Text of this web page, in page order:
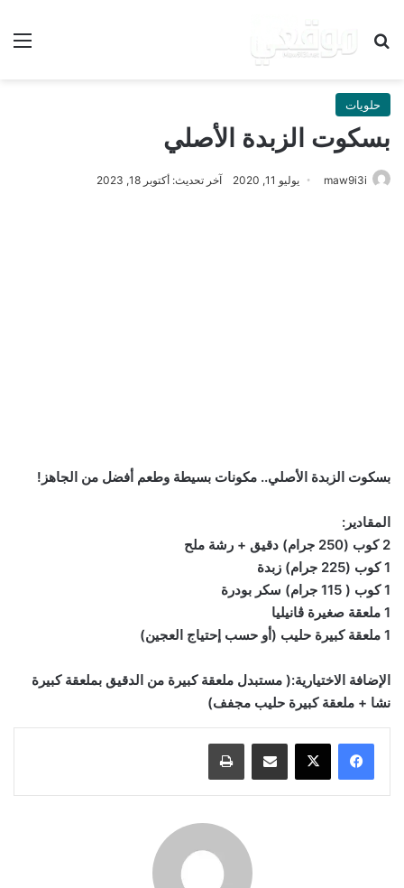
بحث عن
حلويات
بسكوت الزبدة الأصلي
maw9i3i يوليو 11, 2020 آخر تحديث: أكتوبر 18, 2023
بسكوت الزبدة الأصلي.. مكونات بسيطة وطعم أفضل من الجاهز!
المقادير:
2 كوب (250 جرام) دقيق + رشة ملح
1 كوب (225 جرام) زبدة
1 كوب ( 115 جرام) سكر بودرة
1 ملعقة صغيرة ڤانيليا
1 ملعقة كبيرة حليب (أو حسب إحتياج العجين)
الإضافة الاختيارية:( مستبدل ملعقة كبيرة من الدقيق بملعقة كبيرة
نشا + ملعقة كبيرة حليب مجفف)
مشاركة عبر البريد طباعة